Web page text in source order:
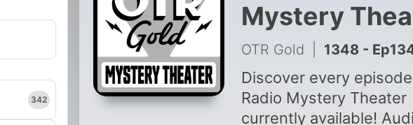
342
Mystery
Old Time
OTR Gold 1348 - Ep1348 | "Code Word
Discover every
Radio Mystery Theater
currently available!